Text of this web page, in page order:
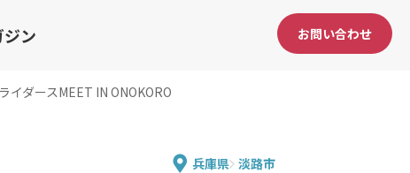
ン お問い合わせ
イダースMEET IN ONOKORO
兵庫県 淡路市